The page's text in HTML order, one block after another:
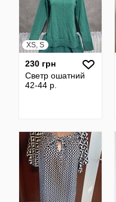
XS, S
230 грн
Светр ошатний
42-44 р.